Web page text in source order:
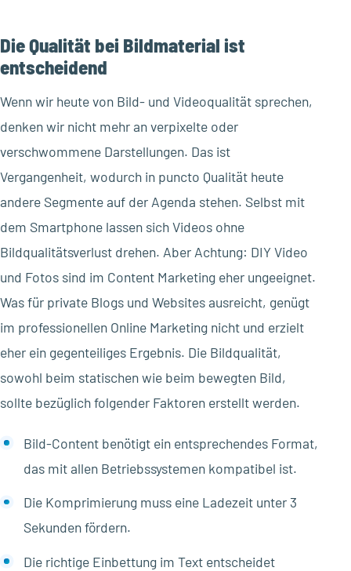
Die Qualität bei Bildmaterial ist
entscheidend
Wenn wir heute von Bild- und Videoqualität sprechen,
denken wir nicht mehr an verpixelte oder
verschwommene Darstellungen. Das ist
Vergangenheit, wodurch in puncto Qualität heute
andere Segmente auf der Agenda stehen. Selbst mit
dem Smartphone lassen sich Videos ohne
Bildqualitätsverlust drehen. Aber Achtung: DIY Video
und Fotos sind im Content Marketing eher ungeeignet.
Was für private Blogs und Websites ausreicht, genügt
im professionellen Online Marketing nicht und erzielt
eher ein gegenteiliges Ergebnis. Die Bildqualität,
sowohl beim statischen wie beim bewegten Bild,
sollte bezüglich folgender Faktoren erstellt werden.
Bild-Content benötigt ein entsprechendes Format,
das mit allen Betriebssystemen kompatibel ist.
Die Komprimierung muss eine Ladezeit unter 3
Sekunden fördern.
Die richtige Einbettung im Text entscheidet